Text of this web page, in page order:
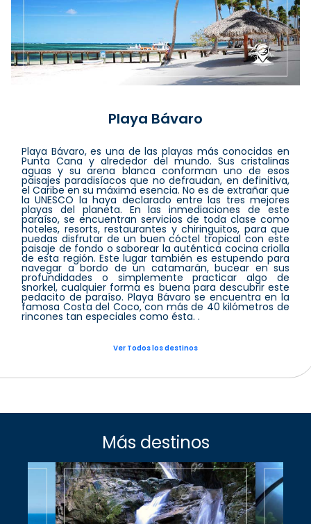
Playa Bávaro
Playa Bávaro, es una de las playas más conocidas en
Punta Cana y alrededor del mundo. Sus cristalinas
aguas y su arena blanca conforman uno de esos
paisajes paradisíacos que no defraudan, en definitiva,
el Caribe en su máxima esencia. No es de extrañar que
la UNESCO la haya declarado entre las tres mejores
playas del planeta. En las inmediaciones de este
paraíso, se encuentran servicios de toda clase como
hoteles, resorts, restaurantes y chiringuitos, para que
puedas disfrutar de un buen cóctel tropical con este
paisaje de fondo o saborear la auténtica cocina criolla
de esta región. Este lugar también es estupendo para
navegar a bordo de un catamarán, bucear en sus
profundidades o simplemente practicar algo de
snorkel, cualquier forma es buena para descubrir este
pedacito de paraíso. Playa Bávaro se encuentra en la
famosa Costa del Coco, con más de 40 kilómetros de
rincones tan especiales como ésta. .
Ver Todos los destinos
Más destinos